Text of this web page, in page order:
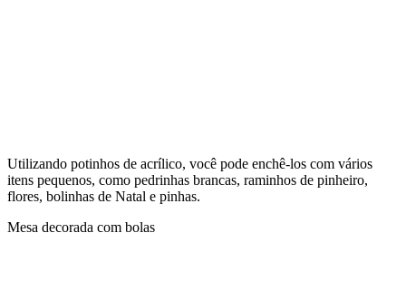
Utilizando potinhos de acrílico, você pode enchê-los com vários
itens pequenos, como pedrinhas brancas, raminhos de pinheiro,
flores, bolinhas de Natal e pinhas.
Mesa decorada com bolas